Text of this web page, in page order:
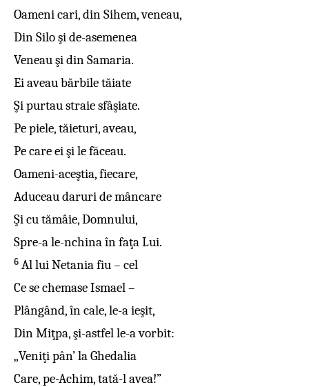
Oameni cari, din Sihem, veneau,
Din Silo şi de-asemenea
Veneau şi din Samaria.
Ei aveau bărbile tăiate
Şi purtau straie sfâşiate.
Pe piele, tăieturi, aveau,
Pe care ei şi le făceau.
Oameni-aceştia, fiecare,
Aduceau daruri de mâncare
Şi cu tămâie, Domnului,
Spre-a le-nchina în faţa Lui.
6 Al lui Netania fiu – cel
Ce se chemase Ismael –
Plângând, în cale, le-a ieşit,
Din Miţpa, şi-astfel le-a vorbit:
„Veniţi pân’ la Ghedalia
Care, pe-Achim, tată-l avea!”